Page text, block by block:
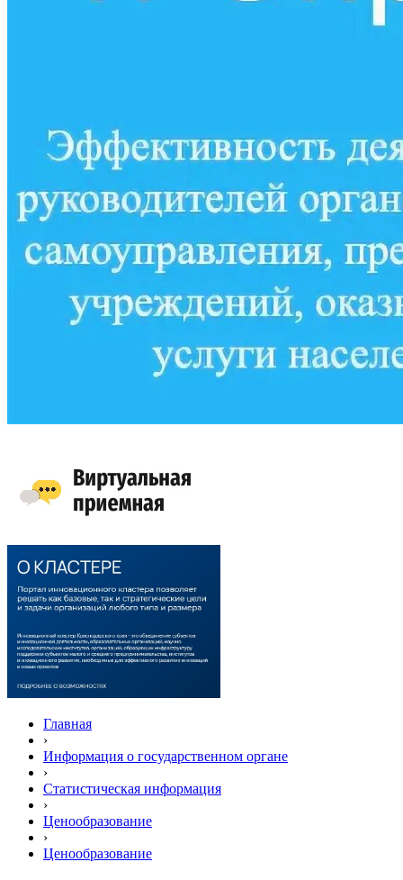
Главная
›
Информация о государственном органе
›
Статистическая информация
›
Ценообразование
›
Ценообразование